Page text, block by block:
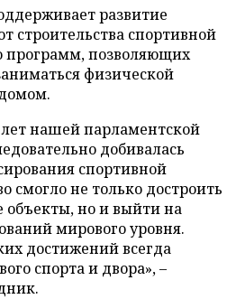
развитие
строительства спортивной
программ, позволяющих
физической
нашей парламентской
добивалась
спортивной
смогло не только достроить
объекты, но и выйти на
мирового уровня.
достижений всегда
спорта и двора», –